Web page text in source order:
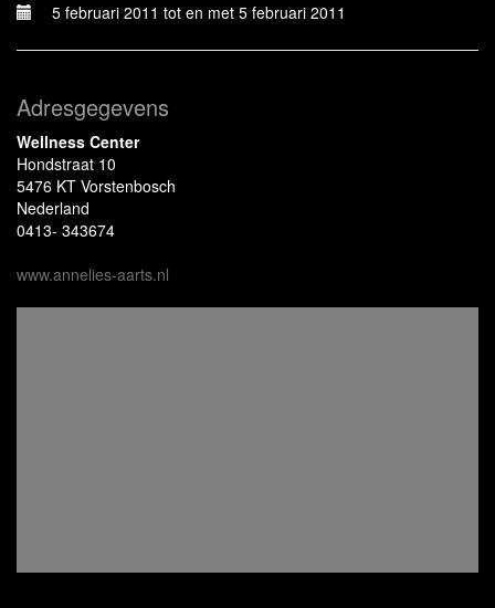
5 februari 2011 tot en met 5 februari 2011
Adresgegevens
Wellness Center
Hondstraat 10
5476 KT Vorstenbosch
Nederland
0413- 343674
www.annelies-aarts.nl